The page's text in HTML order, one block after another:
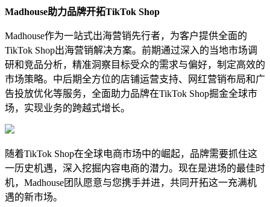
Madhouse助力品牌开拓TikTok Shop
Madhouse作为一站式出海营销先行者，为客户提供全面的
TikTok Shop出海营销解决方案。前期通过深入的当地市场调
研和竞品分析，精准洞察目标受众的需求与偏好，制定高效的
市场策略。中后期全方位的店铺运营支持、网红营销布局和广
告投放优化等服务，全面助力品牌在TikTok Shop掘金全球市
场，实现业务的跨越式增长。
随着TikTok Shop在全球电商市场中的崛起，品牌需要抓住这
一历史机遇，深入挖掘内容电商的潜力。现在是进场的最佳时
机，Madhouse团队愿意与您携手并进，共同开拓这一充满机
遇的新市场。